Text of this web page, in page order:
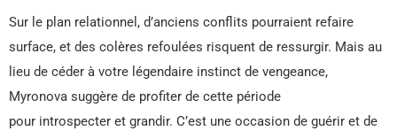
Sur le plan relationnel, d’anciens conflits pourraient refaire
surface, et des colères refoulées risquent de ressurgir. Mais au
lieu de céder à votre légendaire instinct de vengeance,
Myronova suggère de profiter de cette période
pour introspecter et grandir. C’est une occasion de guérir et de